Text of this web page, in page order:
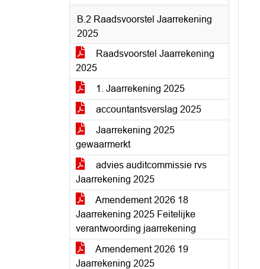
B.2 Raadsvoorstel Jaarrekening
2025
Raadsvoorstel Jaarrekening
2025
1. Jaarrekening 2025
accountantsverslag 2025
Jaarrekening 2025
gewaarmerkt
advies auditcommissie rvs
Jaarrekening 2025
Amendement 2026 18
Jaarrekening 2025 Feitelijke
verantwoording jaarrekening
Amendement 2026 19
Jaarrekening 2025